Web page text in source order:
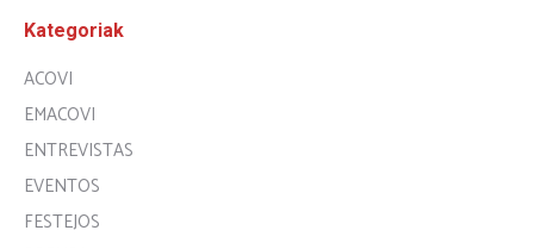
Kategoriak
ACOVI
EMACOVI
ENTREVISTAS
EVENTOS
FESTEJOS